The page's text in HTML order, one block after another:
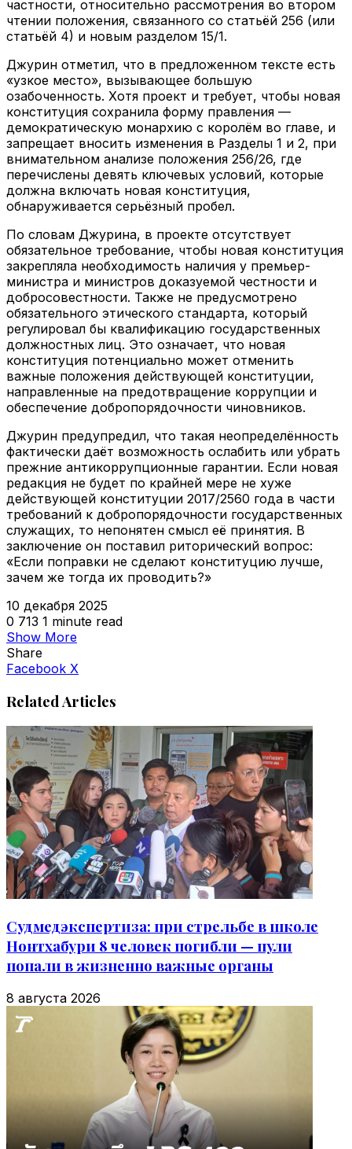
частности, относительно рассмотрения во втором
чтении положения, связанного со статьёй 256 (или
статьёй 4) и новым разделом 15/1.
Джурин отметил, что в предложенном тексте есть
«узкое место», вызывающее большую
озабоченность. Хотя проект и требует, чтобы новая
конституция сохранила форму правления —
демократическую монархию с королём во главе, и
запрещает вносить изменения в Разделы 1 и 2, при
внимательном анализе положения 256/26, где
перечислены девять ключевых условий, которые
должна включать новая конституция,
обнаруживается серьёзный пробел.
По словам Джурина, в проекте отсутствует
обязательное требование, чтобы новая конституция
закрепляла необходимость наличия у премьер-
министра и министров доказуемой честности и
добросовестности. Также не предусмотрено
обязательного этического стандарта, который
регулировал бы квалификацию государственных
должностных лиц. Это означает, что новая
конституция потенциально может отменить
важные положения действующей конституции,
направленные на предотвращение коррупции и
обеспечение добропорядочности чиновников.
Джурин предупредил, что такая неопределённость
фактически даёт возможность ослабить или убрать
прежние антикоррупционные гарантии. Если новая
редакция не будет по крайней мере не хуже
действующей конституции 2017/2560 года в части
требований к добропорядочности государственных
служащих, то непонятен смысл её принятия. В
заключение он поставил риторический вопрос:
«Если поправки не сделают конституцию лучше,
зачем же тогда их проводить?»
10 декабря 2025
0 713 1 minute read
Show More
Share
Facebook X
Related Articles
Судмедэкспертиза: при стрельбе в школе
Нонтхабури 8 человек погибли — пули
попали в жизненно важные органы
8 августа 2026